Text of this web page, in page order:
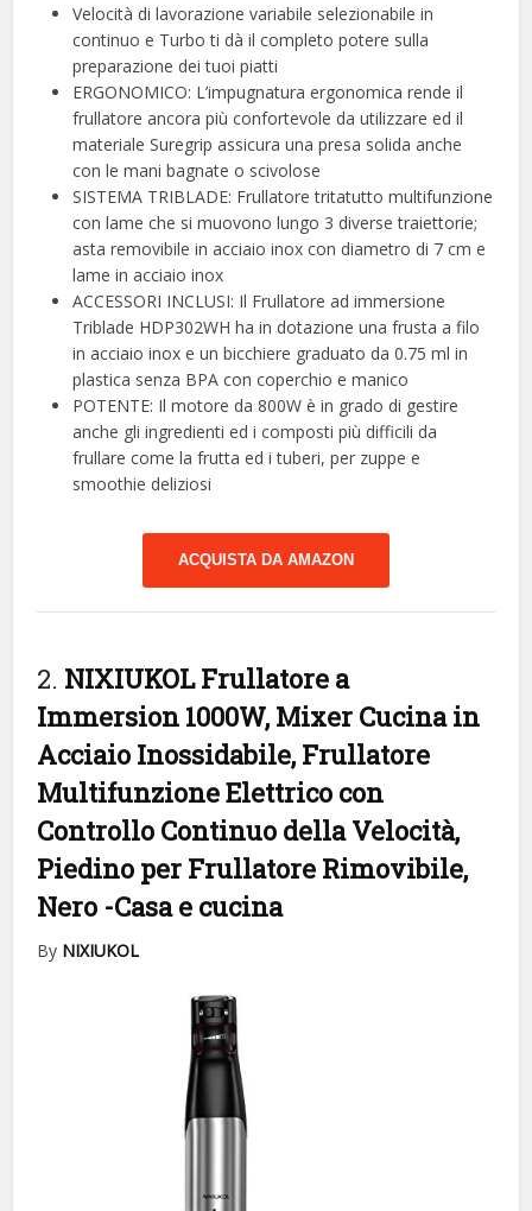
Velocità di lavorazione variabile selezionabile in
continuo e Turbo ti dà il completo potere sulla
preparazione dei tuoi piatti
ERGONOMICO: L’impugnatura ergonomica rende il
frullatore ancora più confortevole da utilizzare ed il
materiale Suregrip assicura una presa solida anche
con le mani bagnate o scivolose
SISTEMA TRIBLADE: Frullatore tritatutto multifunzione
con lame che si muovono lungo 3 diverse traiettorie;
asta removibile in acciaio inox con diametro di 7 cm e
lame in acciaio inox
ACCESSORI INCLUSI: Il Frullatore ad immersione
Triblade HDP302WH ha in dotazione una frusta a filo
in acciaio inox e un bicchiere graduato da 0.75 ml in
plastica senza BPA con coperchio e manico
POTENTE: Il motore da 800W è in grado di gestire
anche gli ingredienti ed i composti più difficili da
frullare come la frutta ed i tuberi, per zuppe e
smoothie deliziosi
ACQUISTA DA AMAZON
2. NIXIUKOL Frullatore a
Immersion 1000W, Mixer Cucina in
Acciaio Inossidabile, Frullatore
Multifunzione Elettrico con
Controllo Continuo della Velocità,
Piedino per Frullatore Rimovibile,
Nero -Casa e cucina
By NIXIUKOL